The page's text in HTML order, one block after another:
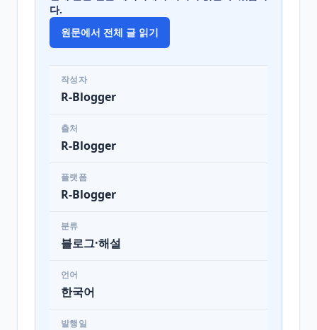
다.
원문에서 전체 글 읽기
작성자
R-Blogger
출처
R-Blogger
플랫폼
R-Blogger
분류
블로그·해설
언어
한국어
발행일